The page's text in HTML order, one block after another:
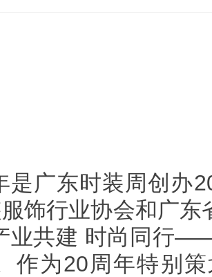
是广东时装周创办
饰行业协会和广
业共建 时尚同行
作为20周年特别